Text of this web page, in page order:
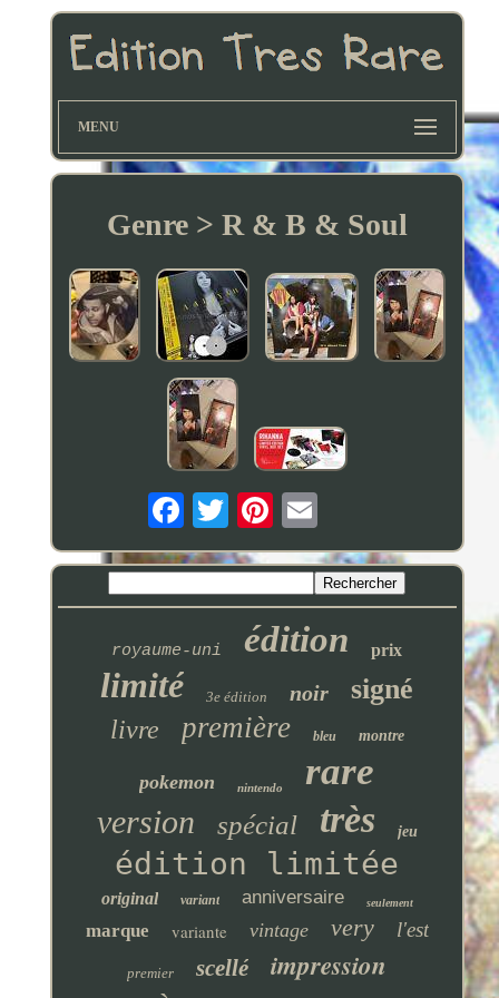
MENU
Genre > R & B & Soul
royaume-uni édition prix
limité 3e édition noir signé
livre première bleu montre
pokemon nintendo rare
version spécial très jeu
édition limitée
original variant anniversaire seulement
marque variante vintage very l'est
premier scellé
impression